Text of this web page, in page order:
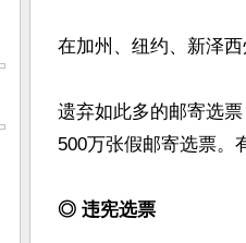
在加州、纽约、新泽
遗弃如此多的邮寄选
500万张假邮寄选票。
◎ 违宪选票